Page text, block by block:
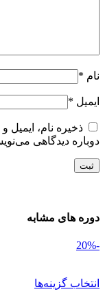
*
*
ذخیره نام، ایمیل
دیدگاهی
های مشابه
گزینه‌ها